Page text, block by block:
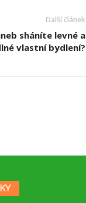
Další článek
sháníte levné a
vlastní bydlení?